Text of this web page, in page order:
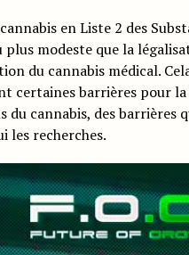
en Liste 2 des
plus modeste que la
du cannabis médical.
certaines barrières pour
du cannabis, des barrières
les recherches.